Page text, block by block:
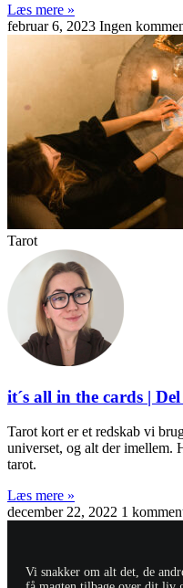
Læs mere »
februar 6, 2023 Ingen
Tarot
it´s all in the cards |
Tarot kort er et redskab vi
universet, og alt der imellem.
tarot.
Læs mere »
december 22, 2022 1
Vi snakker om alt det, de